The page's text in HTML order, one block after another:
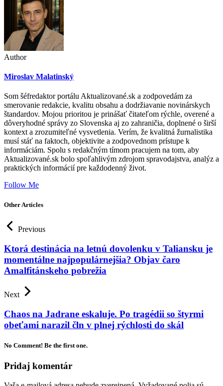
Author
Miroslav Malatinský
Som šéfredaktor portálu Aktualizované.sk a zodpovedám za
smerovanie redakcie, kvalitu obsahu a dodržiavanie novinárskych
štandardov. Mojou prioritou je prinášať čitateľom rýchle, overené a
dôveryhodné správy zo Slovenska aj zo zahraničia, doplnené o širší
kontext a zrozumiteľné vysvetlenia. Verím, že kvalitná žurnalistika
musí stáť na faktoch, objektivite a zodpovednom prístupe k
informáciám. Spolu s redakčným tímom pracujem na tom, aby
Aktualizované.sk bolo spoľahlivým zdrojom spravodajstva, analýz a
praktických informácií pre každodenný život.
Follow Me
Other Articles
Previous
Ktorá destinácia na letnú dovolenku v Taliansku je
momentálne najpopulárnejšia? Objav čaro
Amalfitánskeho pobrežia
Next
Chaos na Jadrane eskaluje. Po tragédii so štyrmi
obeťami narazil čln v plnej rýchlosti do skál
No Comment! Be the first one.
Pridaj komentár